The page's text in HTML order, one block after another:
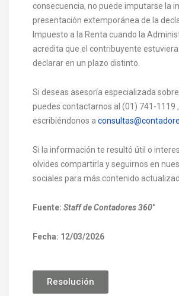
consecuencia, no puede imputarse la
presentación extemporánea de la
Impuesto a la Renta cuando la
acredita que el contribuyente
declarar en un plazo distinto.
Si deseas asesoría especializada
puedes contactarnos al (01) 741-1119
escribiéndonos a
Si la información te resultó útil o
olvides compartirla y seguirnos en
sociales para más contenido
Fuente: Staff de Contadores 360°
Fecha: 12/03/2026
Resolución